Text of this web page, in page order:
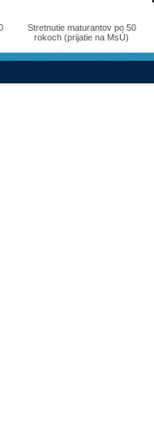
Stretnutie maturantov po 50
rokoch (prijatie na MsÚ)